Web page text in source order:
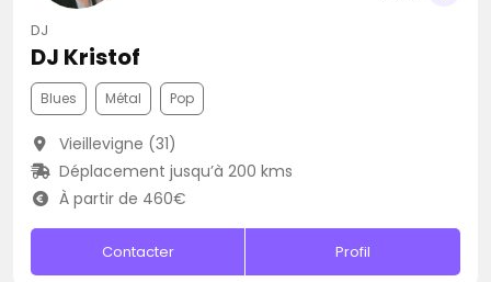
DJ
DJ Kristof
Blues Métal Pop
Vieillevigne (31)
Déplacement jusqu’à 200 kms
À partir de 460€
Contacter Profil